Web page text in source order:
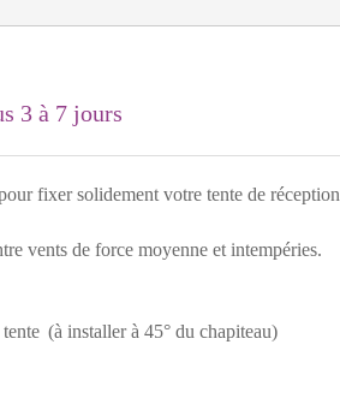
3 à 7 jours
fixer solidement votre tente de réception
vents de force moyenne et intempéries.
(à installer à 45° du chapiteau)